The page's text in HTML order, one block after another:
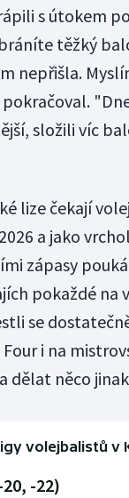
s útokem
těžký
nepřišla.
složili víc
lize čekají
a jako
zápasy
pokaždé na
se
i na
něco
volejbalistů v
-22)